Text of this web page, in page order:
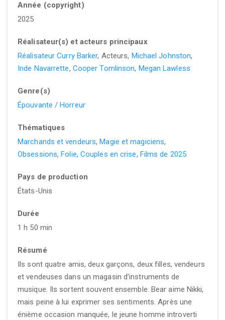
Année (copyright)
2025
Réalisateur(s) et acteurs principaux
Réalisateur Curry Barker, Acteurs, Michael Johnston,
Inde Navarrette, Cooper Tomlinson, Megan Lawless
Genre(s)
Épouvante / Horreur
Thématiques
Marchands et vendeurs, Magie et magiciens,
Obsessions, Folie, Couples en crise, Films de 2025
Pays de production
États-Unis
Durée
1 h 50 min
Résumé
Ils sont quatre amis, deux garçons, deux filles, vendeurs
et vendeuses dans un magasin d'instruments de
musique. Ils sortent souvent ensemble. Bear aime Nikki,
mais peine à lui exprimer ses sentiments. Après une
énième occasion manquée, le jeune homme introverti